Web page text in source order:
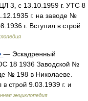
3, с 13.10.1959 г. УТС 8
г. на заводе №
г. Вступил в строй
— Эскадренный
18 1936 Заводской №
№ 198 в Николаеве.
строй 9.03.1939 г. и
энциклопедия